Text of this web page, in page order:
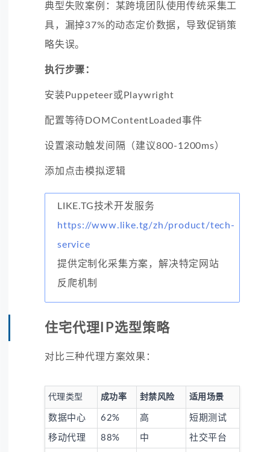
典型失败案例：某跨境团队使用传统采集工
具，漏掉37%的动态定价数据，导致促销策
略失误。
执行步骤：
安装Puppeteer或Playwright
配置等待DOMContentLoaded事件
设置滚动触发间隔（建议800-1200ms）
添加点击模拟逻辑
LIKE.TG技术开发服务
https://www.like.tg/zh/product/tech-
service
提供定制化采集方案，解决特定网站
反爬机制
住宅代理IP选型策略
对比三种代理方案效果：
代理类型 成功率 封禁风险 适用场景
数据中心 62% 高 短期测试
移动代理 88% 中 社交平台